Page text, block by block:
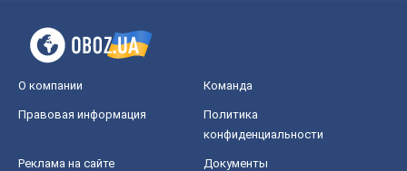
О компании Команда
Правовая информация
Политика
конфиденциальности
Реклама на сайте Документы